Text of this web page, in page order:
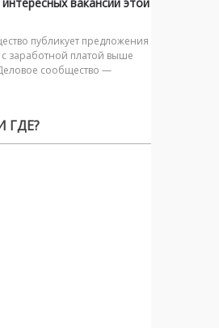
публикует предложения
заработной платой выше
сообщество —
ГДЕ?